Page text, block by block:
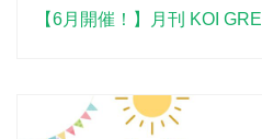
【6月開催！】月刊 KOI